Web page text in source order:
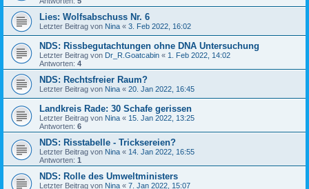
Lies: Wolfsabschuss Nr. 6
Letzter Beitrag von Nina « 3. Feb 2022, 16:02
NDS: Rissbegutachtungen ohne DNA Untersuchung
Letzter Beitrag von Dr_R.Goatcabin « 1. Feb 2022, 14:02
Antworten: 4
NDS: Rechtsfreier Raum?
Letzter Beitrag von Nina « 20. Jan 2022, 16:45
Landkreis Rade: 30 Schafe gerissen
Letzter Beitrag von Nina « 15. Jan 2022, 13:25
Antworten: 6
NDS: Risstabelle - Tricksereien?
Letzter Beitrag von Nina « 14. Jan 2022, 16:55
Antworten: 1
NDS: Rolle des Umweltministers
Letzter Beitrag von Nina « 7. Jan 2022, 15:07